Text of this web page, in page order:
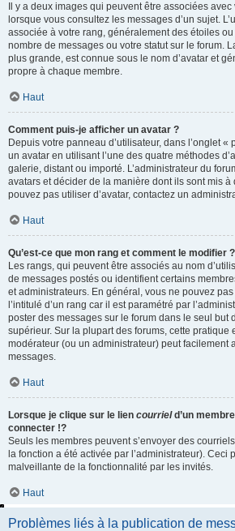
Il y a deux images qui peuvent être associées
lorsque vous consultez les messages d’un sujet.
associée à votre rang, généralement des étoiles
nombre de messages ou votre statut sur le forum.
plus grande, est connue sous le nom d’avatar et
propre à chaque membre.
Haut
Comment puis-je afficher un avatar ?
Depuis votre panneau d’utilisateur, dans l’onglet
un avatar en utilisant l’une des quatre méthodes
galerie, distant ou importé. L’administrateur du
avatars et décider de la manière dont ils sont mis à
pouvez pas utiliser d’avatar, contactez un
Haut
Qu’est-ce que mon rang et comment le modifier ?
Les rangs, qui peuvent être associés au nom
de messages postés ou identifient certains
et administrateurs. En général, vous ne pouvez
l’intitulé d’un rang car il est paramétré par
poster des messages sur le forum dans le seul but
supérieur. Sur la plupart des forums, cette pratique
modérateur (ou un administrateur) peut facilement
messages.
Haut
Lorsque je clique sur le lien courrield’un
connecter !?
Seuls les membres peuvent s’envoyer des
la fonction a été activée par l’administrateur). Ceci
malveillante de la fonctionnalité par les invités.
Haut
Problèmes liés à la publication de